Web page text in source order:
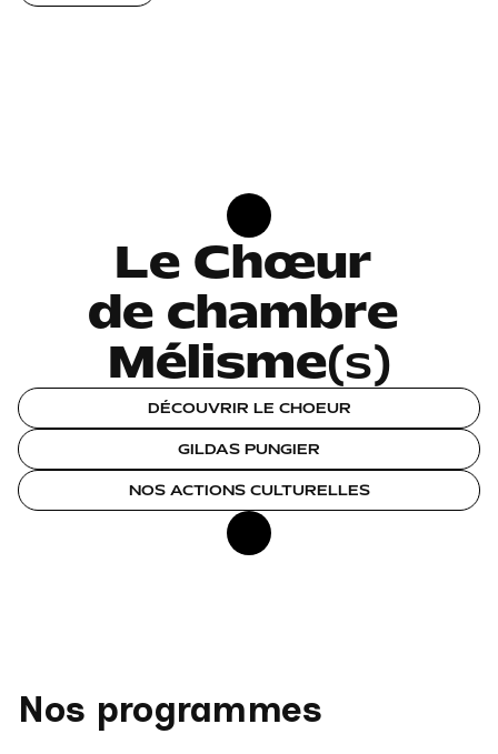
Le Chœur
de chambre
Mélisme(s)
DÉCOUVRIR LE CHOEUR
GILDAS PUNGIER
NOS ACTIONS CULTURELLES
Nos programmes